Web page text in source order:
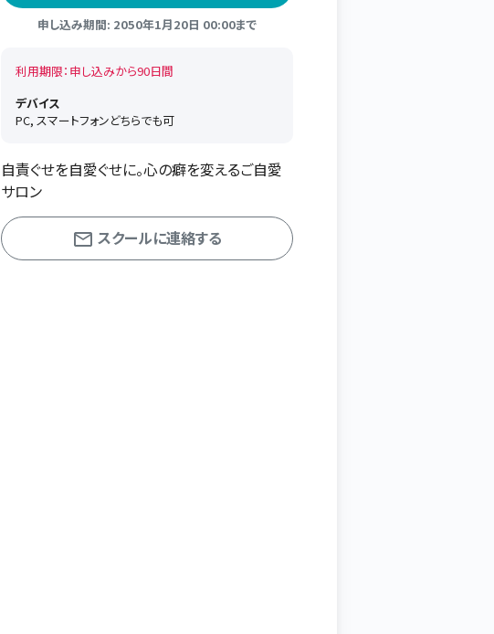
申し込み期間: 2050年1月20日 00:00まで
利用期限：申し込みから90日間
デバイス
PC, スマートフォンどちらでも可
自責ぐせを自愛ぐせに。心の癖を変えるご自愛
サロン
スクールに連絡する